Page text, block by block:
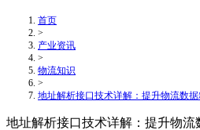
首页
>
产业资讯
>
物流知识
>
地址解析接口技术详解：提升物流数
地址解析接口技术详解：提升物流